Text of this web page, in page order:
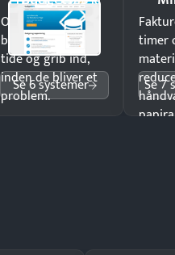
Opdag
budgetafvigelser i
tide og grib ind,
inden de bliver et
problem.
Se 6 systemer
timer
Se 7